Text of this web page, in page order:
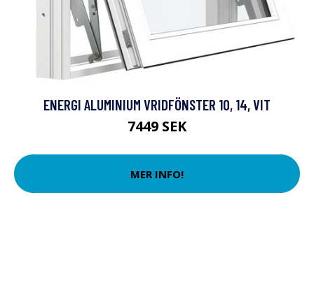
ENERGI ALUMINIUM VRIDFÖNSTER 10, 14, VIT
7449 SEK
MER INFO!